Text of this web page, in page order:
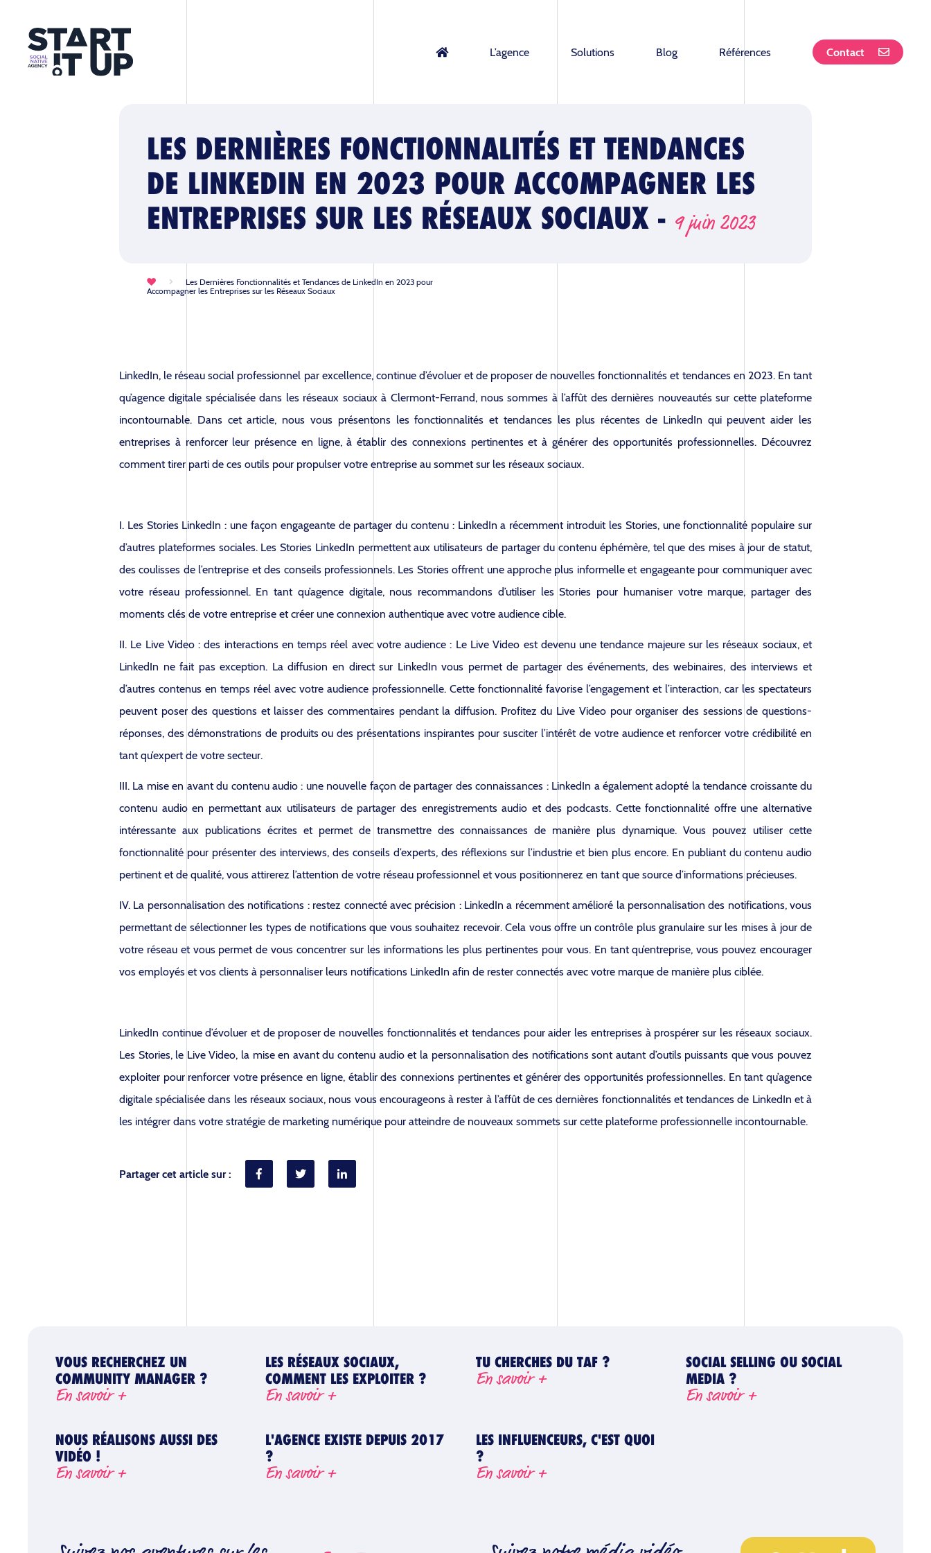
L’agence Solutions Blog Références Contact
LES DERNIÈRES FONCTIONNALITÉS ET TENDANCES
DE LINKEDIN EN 2023 POUR ACCOMPAGNER LES
ENTREPRISES SUR LES RÉSEAUX SOCIAUX - 9 juin 2023
Les Dernières Fonctionnalités et Tendances de LinkedIn en 2023 pour
Accompagner les Entreprises sur les Réseaux Sociaux
LinkedIn, le réseau social professionnel par excellence, continue d’évoluer et de proposer de nouvelles fonctionnalités et tendances en 2023. En tant
qu’agence digitale spécialisée dans les réseaux sociaux à Clermont-Ferrand, nous sommes à l’affût des dernières nouveautés sur cette plateforme
incontournable. Dans cet article, nous vous présentons les fonctionnalités et tendances les plus récentes de LinkedIn qui peuvent aider les
entreprises à renforcer leur présence en ligne, à établir des connexions pertinentes et à générer des opportunités professionnelles. Découvrez
comment tirer parti de ces outils pour propulser votre entreprise au sommet sur les réseaux sociaux.
I. Les Stories LinkedIn : une façon engageante de partager du contenu : LinkedIn a récemment introduit les Stories, une fonctionnalité populaire sur
d’autres plateformes sociales. Les Stories LinkedIn permettent aux utilisateurs de partager du contenu éphémère, tel que des mises à jour de statut,
des coulisses de l’entreprise et des conseils professionnels. Les Stories offrent une approche plus informelle et engageante pour communiquer avec
votre réseau professionnel. En tant qu’agence digitale, nous recommandons d’utiliser les Stories pour humaniser votre marque, partager des
moments clés de votre entreprise et créer une connexion authentique avec votre audience cible.
II. Le Live Video : des interactions en temps réel avec votre audience : Le Live Video est devenu une tendance majeure sur les réseaux sociaux, et
LinkedIn ne fait pas exception. La diffusion en direct sur LinkedIn vous permet de partager des événements, des webinaires, des interviews et
d’autres contenus en temps réel avec votre audience professionnelle. Cette fonctionnalité favorise l’engagement et l’interaction, car les spectateurs
peuvent poser des questions et laisser des commentaires pendant la diffusion. Profitez du Live Video pour organiser des sessions de questions-
réponses, des démonstrations de produits ou des présentations inspirantes pour susciter l’intérêt de votre audience et renforcer votre crédibilité en
tant qu’expert de votre secteur.
III. La mise en avant du contenu audio : une nouvelle façon de partager des connaissances : LinkedIn a également adopté la tendance croissante du
contenu audio en permettant aux utilisateurs de partager des enregistrements audio et des podcasts. Cette fonctionnalité offre une alternative
intéressante aux publications écrites et permet de transmettre des connaissances de manière plus dynamique. Vous pouvez utiliser cette
fonctionnalité pour présenter des interviews, des conseils d’experts, des réflexions sur l’industrie et bien plus encore. En publiant du contenu audio
pertinent et de qualité, vous attirerez l’attention de votre réseau professionnel et vous positionnerez en tant que source d’informations précieuses.
IV. La personnalisation des notifications : restez connecté avec précision : LinkedIn a récemment amélioré la personnalisation des notifications, vous
permettant de sélectionner les types de notifications que vous souhaitez recevoir. Cela vous offre un contrôle plus granulaire sur les mises à jour de
votre réseau et vous permet de vous concentrer sur les informations les plus pertinentes pour vous. En tant qu’entreprise, vous pouvez encourager
vos employés et vos clients à personnaliser leurs notifications LinkedIn afin de rester connectés avec votre marque de manière plus ciblée.
LinkedIn continue d’évoluer et de proposer de nouvelles fonctionnalités et tendances pour aider les entreprises à prospérer sur les réseaux sociaux.
Les Stories, le Live Video, la mise en avant du contenu audio et la personnalisation des notifications sont autant d’outils puissants que vous pouvez
exploiter pour renforcer votre présence en ligne, établir des connexions pertinentes et générer des opportunités professionnelles. En tant qu’agence
digitale spécialisée dans les réseaux sociaux, nous vous encourageons à rester à l’affût de ces dernières fonctionnalités et tendances de LinkedIn et à
les intégrer dans votre stratégie de marketing numérique pour atteindre de nouveaux sommets sur cette plateforme professionnelle incontournable.
Partager cet article sur :
VOUS RECHERCHEZ UN
COMMUNITY MANAGER ?
En savoir +
LES RÉSEAUX SOCIAUX,
COMMENT LES EXPLOITER ?
En savoir +
TU CHERCHES DU TAF ?
En savoir +
SOCIAL SELLING OU SOCIAL
MEDIA ?
En savoir +
NOUS RÉALISONS AUSSI DES
VIDÉO !
En savoir +
L'AGENCE EXISTE DEPUIS 2017
?
En savoir +
LES INFLUENCEURS, C'EST QUOI
?
En savoir +